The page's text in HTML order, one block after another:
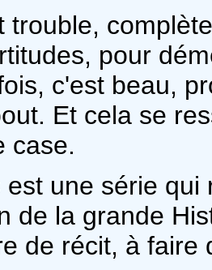
trouble,
pour
c'est beau,
Et cela se
case.
est une série qui
de la grande
de récit, à